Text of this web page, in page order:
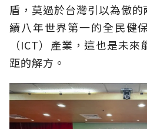
盾，莫過於台灣引以為傲
續八年世界第一的全民健
（ICT）產業，這也是未
距的解方。